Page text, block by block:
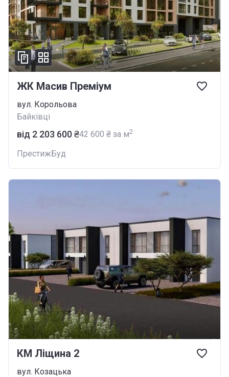
ЖК Масив Преміум
вул. Корольова
Байківці
від ‍2 203 600 ₴‍42 600 ₴ за м2
ПрестижБуд
КМ Ліщина 2
вул. Козацька